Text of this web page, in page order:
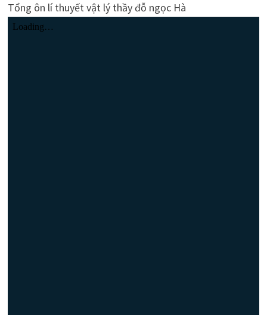
Tổng ôn lí thuyết vật lý thầy đỗ ngọc Hà